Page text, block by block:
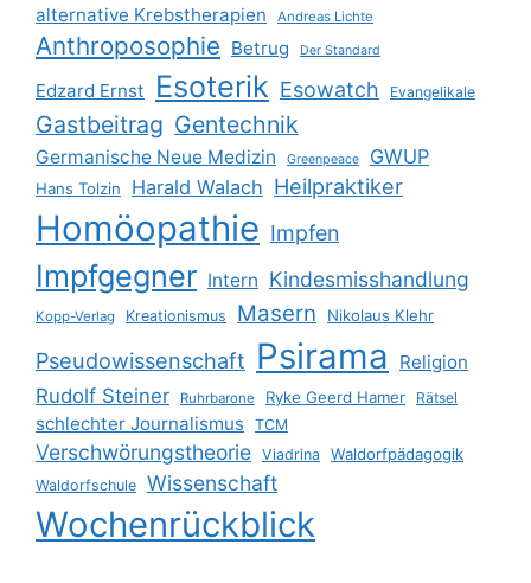
alternative Krebstherapien Andreas Lichte
Anthroposophie Betrug Der Standard
Edzard Ernst Esoterik Esowatch Evangelikale
Gastbeitrag Gentechnik
Germanische Neue Medizin Greenpeace GWUP
Hans Tolzin Harald Walach Heilpraktiker
Homöopathie Impfen
Impfgegner Intern Kindesmisshandlung
Kopp-Verlag Kreationismus Masern Nikolaus Klehr
Pseudowissenschaft Psirama Religion
Rudolf Steiner Ruhrbarone Ryke Geerd Hamer Rätsel
schlechter Journalismus TCM
Verschwörungstheorie Viadrina Waldorfpädagogik
Waldorfschule Wissenschaft
Wochenrückblick